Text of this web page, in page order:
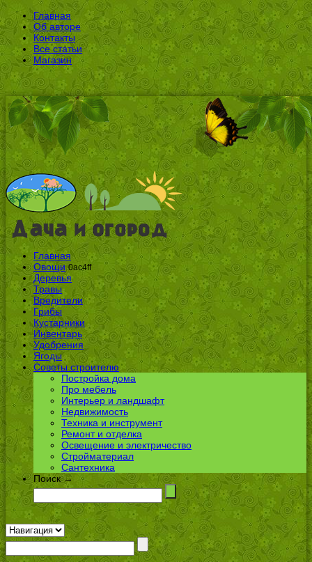
Главная
Об авторе
Контакты
Все статьи
Магазин
Главная
Овощи 0ac4ff
Деревья
Травы
Вредители
Грибы
Кустарники
Инвентарь
Удобрения
Ягоды
Советы строителю
Постройка дома
Про мебель
Интерьер и ландшафт
Недвижимость
Техника и инструмент
Ремонт и отделка
Освещение и электричество
Стройматериал
Сантехника
Поиск →